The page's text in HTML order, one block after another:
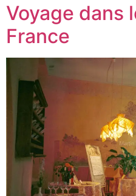
Voyage dans
France